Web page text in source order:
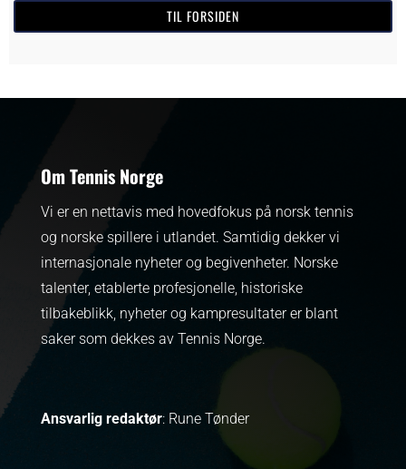
TIL FORSIDEN
Om Tennis Norge
Vi er en nettavis med hovedfokus på norsk tennis
og norske spillere i utlandet. Samtidig dekker vi
internasjonale nyheter og begivenheter. Norske
talenter, etablerte profesjonelle, historiske
tilbakeblikk, nyheter og kampresultater er blant
saker som dekkes av Tennis Norge.
Ansvarlig redaktør: Rune Tønder